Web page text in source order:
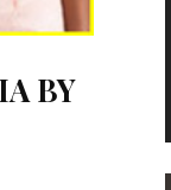
BY